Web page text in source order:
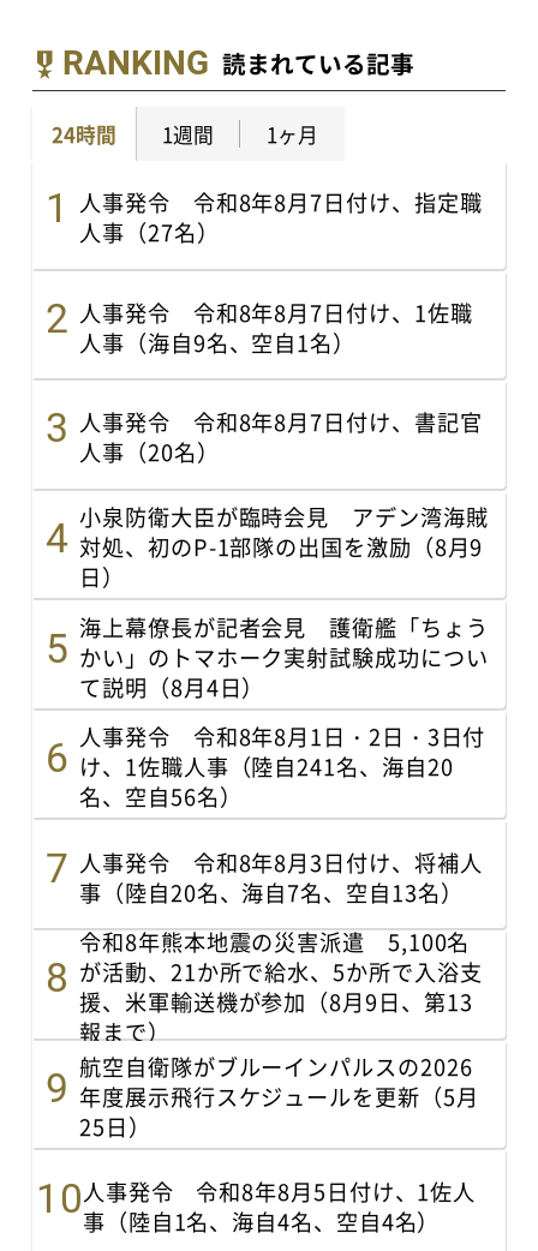
RANKING 読まれている記事
24時間 1週間 1ヶ月
人事発令 令和8年8月7日付け、指定職
人事（27名）
人事発令 令和8年8月7日付け、1佐職
人事（海自9名、空自1名）
人事発令 令和8年8月7日付け、書記官
人事（20名）
小泉防衛大臣が臨時会見 アデン湾海賊
対処、初のP-1部隊の出国を激励（8月9
日）
海上幕僚長が記者会見 護衛艦「ちょう
かい」のトマホーク実射試験成功につい
て説明（8月4日）
人事発令 令和8年8月1日・2日・3日付
け、1佐職人事（陸自241名、海自20
名、空自56名）
人事発令 令和8年8月3日付け、将補人
事（陸自20名、海自7名、空自13名）
令和8年熊本地震の災害派遣 5,100名
が活動、21か所で給水、5か所で入浴支
援、米軍輸送機が参加（8月9日、第13
報まで）
航空自衛隊がブルーインパルスの2026
年度展示飛行スケジュールを更新（5月
25日）
人事発令 令和8年8月5日付け、1佐人
事（陸自1名、海自4名、空自4名）